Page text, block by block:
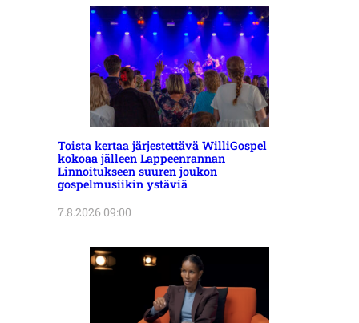
Toista kertaa järjestettävä WilliGospel
kokoaa jälleen Lappeenrannan
Linnoitukseen suuren joukon
gospelmusiikin ystäviä
7.8.2026 09:00